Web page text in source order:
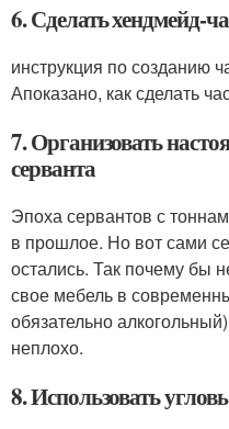
6. Сделать хендмейд-
инструкция по созданию
Апоказано, как сделать
7. Организовать
серванта
Эпоха сервантов с
в прошлое. Но вот сами
остались. Так почему бы
свое мебель в
обязательно
неплохо.
8. Использовать